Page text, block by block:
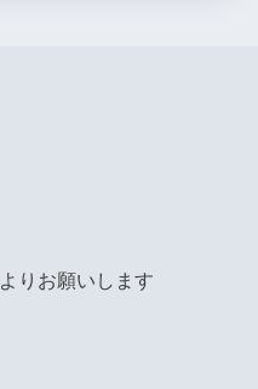
よりお願いします